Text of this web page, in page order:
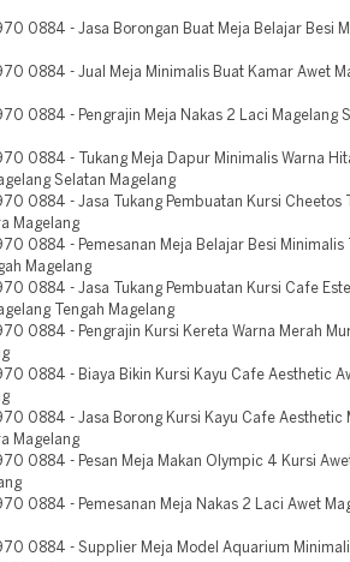
0884 - Jasa Borongan Buat Meja Belajar Besi
0884 - Jual Meja Minimalis Buat Kamar Awet
0884 - Pengrajin Meja Nakas 2 Laci Magelang
0884 - Tukang Meja Dapur Minimalis Warna
Selatan Magelang
0884 - Jasa Tukang Pembuatan Kursi Cheetos
Magelang
0884 - Pemesanan Meja Belajar Besi Minimalis
Magelang
0884 - Jasa Tukang Pembuatan Kursi Cafe
Tengah Magelang
0884 - Pengrajin Kursi Kereta Warna Merah
0884 - Biaya Bikin Kursi Kayu Cafe Aesthetic
0884 - Jasa Borong Kursi Kayu Cafe Aesthetic
Magelang
0884 - Pesan Meja Makan Olympic 4 Kursi
0884 - Pemesanan Meja Nakas 2 Laci Awet
0884 - Supplier Meja Model Aquarium